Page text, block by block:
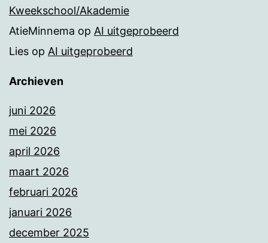
Kweekschool/Akademie
AtieMinnema op AI uitgeprobeerd
Lies op AI uitgeprobeerd
Archieven
juni 2026
mei 2026
april 2026
maart 2026
februari 2026
januari 2026
december 2025